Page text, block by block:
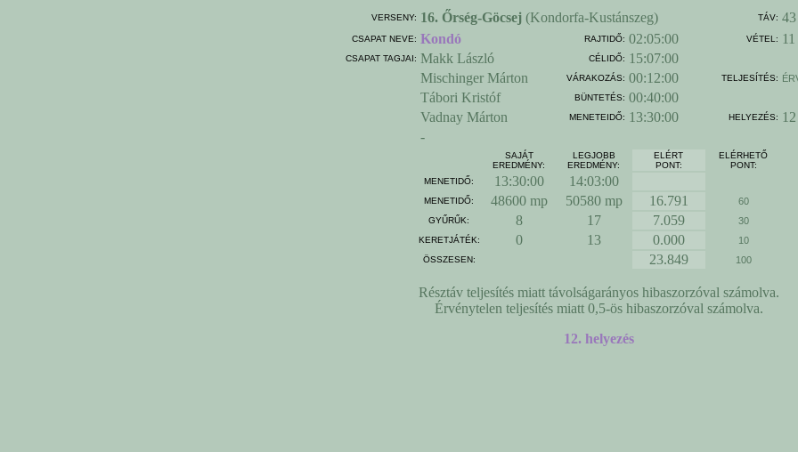
VERSENY: 16. Őrség-Göcsej(Kondorfa-Kustánszeg) TÁV:
CSAPAT NEVE: Kondó RAJTIDŐ: 02:05:00 VÉTEL: 11
CSAPAT TAGJAI: Makk László CÉLIDŐ: 15:07:00
Mischinger Márton
VÁRAKOZÁS: 00:12:00 TELJESÍTÉS:
Tábori Kristóf BÜNTETÉS: 00:40:00
Vadnay Márton
MENETEIDŐ: 13:30:00 HELYEZÉS: 12
-
SAJÁT
EREDMÉNY:
LEGJOBB
EREDMÉNY:
ELÉRT
PONT:
ELÉRHETŐ
PONT:
MENETIDŐ:
13:30:00 14:03:00
MENETIDŐ: 48600 mp 50580 mp 16.791 60
GYŰRŰK: 8 17 7.059 30
KERETJÁTÉK: 0 13 0.000 10
ÖSSZESEN: 23.849 100
Résztáv teljesítés miatt távolságarányos hibaszorzóval számolva.
Érvénytelen teljesítés miatt 0,5-ös hibaszorzóval számolva.
12. helyezés